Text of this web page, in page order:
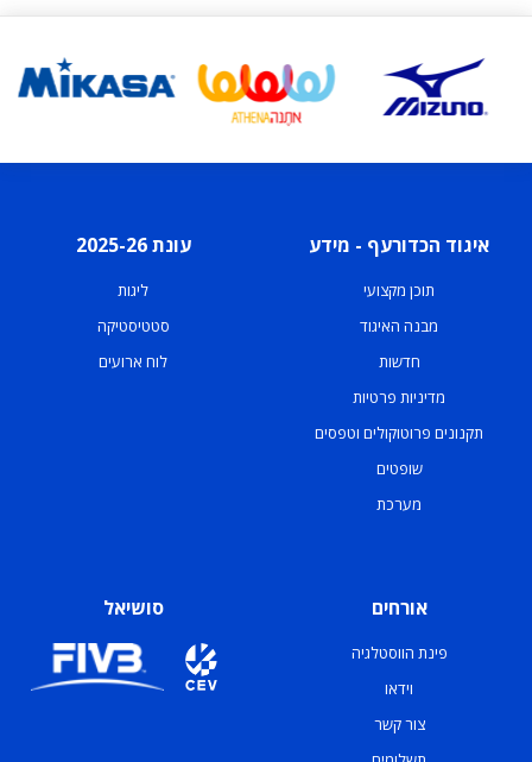
איגוד הכדורעף - מידע
תוכן מקצועי
מבנה האיגוד
חדשות
מדיניות פרטיות
תקנונים פרוטוקולים וטפסים
שופטים
מערכת
עונת 2025-26
ליגות
סטטיסטיקה
לוח ארועים
אורחים
פינת הווסטלגיה
וידאו
צור קשר
סושיאל